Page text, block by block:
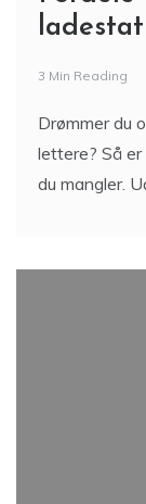
3 Min Reading
Drømmer du
lettere? Så
du mangler.